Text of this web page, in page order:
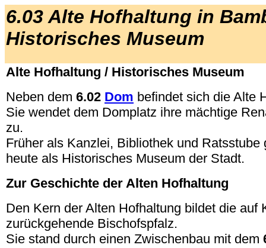
6.03 Alte Hofhaltung in
Historisches Museum
Alte Hofhaltung / Historisches Museum
Neben dem 6.02 Dom befindet sich die Alte
Sie wendet dem Domplatz ihre mächtige
zu.
Früher als Kanzlei, Bibliothek und Ratsstube
heute als Historisches Museum der Stadt.
Zur Geschichte der Alten Hofhaltung
Den Kern der Alten Hofhaltung bildet die auf
zurückgehende Bischofspfalz.
Sie stand durch einen Zwischenbau mit dem